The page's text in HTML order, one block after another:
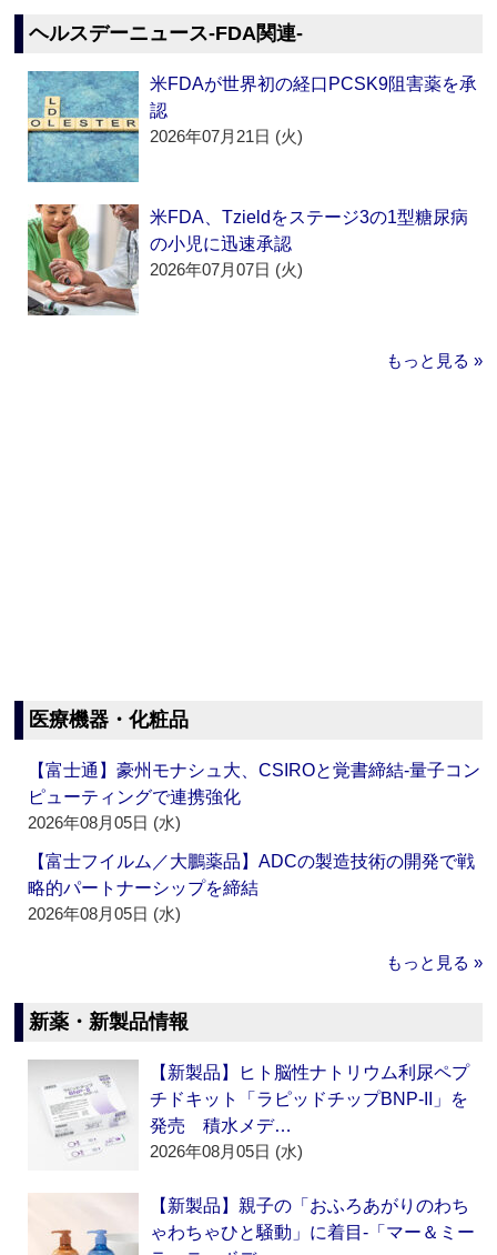
ヘルスデーニュース‐FDA関連‐
米FDAが世界初の経口PCSK9阻害薬を承
認
2026年07月21日 (火)
米FDA、Tzieldをステージ3の1型糖尿病
の小児に迅速承認
2026年07月07日 (火)
もっと見る »
医療機器・化粧品
【富士通】豪州モナシュ大、CSIROと覚書締結‐量子コン
ピューティングで連携強化
2026年08月05日 (水)
【富士フイルム／大鵬薬品】ADCの製造技術の開発で戦
略的パートナーシップを締結
2026年08月05日 (水)
もっと見る »
新薬・新製品情報
【新製品】ヒト脳性ナトリウム利尿ペプ
チドキット「ラピッドチップBNP-II」を
発売 積水メデ…
2026年08月05日 (水)
【新製品】親子の「おふろあがりのわち
ゃわちゃひと騒動」に着目‐「マー＆ミー